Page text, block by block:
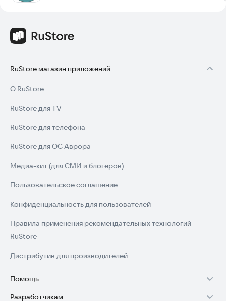
RuStore магазин приложений
О RuStore
RuStore для TV
RuStore для телефона
RuStore для ОС Аврора
Медиа-кит (для СМИ и блогеров)
Пользовательское соглашение
Конфиденциальность для пользователей
Правила применения рекомендательных технологий
RuStore
Дистрибутив для производителей
Помощь
Установка RuStore на TV
Разработчикам